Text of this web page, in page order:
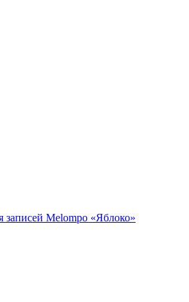
записей Melompo «Яблоко»